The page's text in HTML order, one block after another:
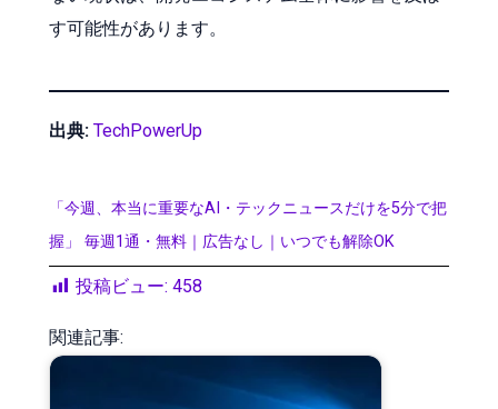
す可能性があります。
出典: TechPowerUp
「今週、本当に重要なAI・テックニュースだけを5分で把
握」 毎週1通・無料｜広告なし｜いつでも解除OK
投稿ビュー: 458
関連記事: